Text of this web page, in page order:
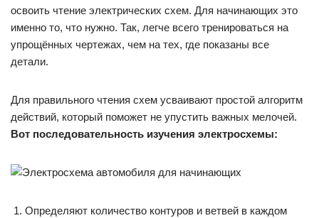
освоить чтение электрических схем. Для начинающих это
именно то, что нужно. Так, легче всего тренироваться на
упрощённых чертежах, чем на тех, где показаны все
детали.
Для правильного чтения схем усваивают простой алгоритм
действий, который поможет не упустить важных мелочей.
Вот последовательность изучения электросхемы:
Определяют количество контуров и ветвей в каждом